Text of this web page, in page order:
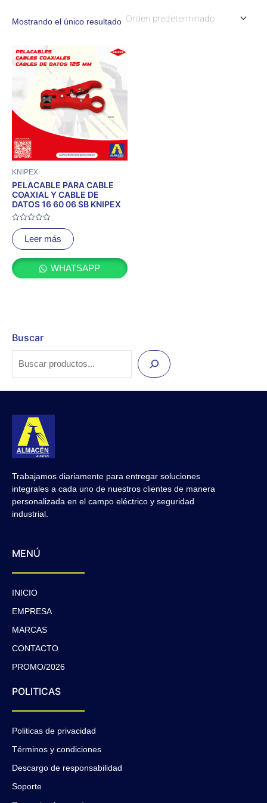
Buscar
Mostrando el único resultado
KNIPEX
PELACABLE PARA CABLE
COAXIAL Y CABLE DE
DATOS 16 60 06 SB KNIPEX
Valorado
con
0
de
Leer más
WHATSAPP
Trabajamos diariamente para entregar soluciones
integrales a cada uno de nuestros clientes de manera
personalizada en el campo eléctrico y seguridad
industrial.
MENÚ
INICIO
EMPRESA
MARCAS
CONTACTO
PROMO/2026
POLITICAS
Politicas de privacidad
Términos y condiciones
Descargo de responsabilidad
Soporte